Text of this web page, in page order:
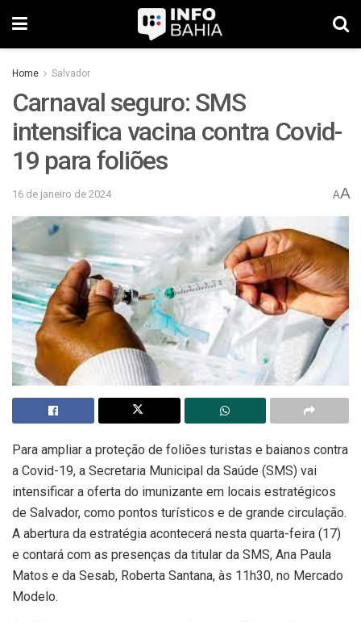
Home Salvador
Carnaval seguro: SMS
intensifica vacina contra Covid-
19 para foliões
16 de janeiro de 2024 AA
Para ampliar a proteção de foliões turistas e baianos contra
a Covid-19, a Secretaria Municipal da Saúde (SMS) vai
intensificar a oferta do imunizante em locais estratégicos
de Salvador, como pontos turísticos e de grande circulação.
A abertura da estratégia acontecerá nesta quarta-feira (17)
e contará com as presenças da titular da SMS, Ana Paula
Matos e da Sesab, Roberta Santana, às 11h30, no Mercado
Modelo.